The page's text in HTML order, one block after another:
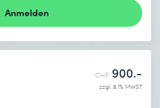
Anmelden
CHF 900.-
zzgl. 8.1% MWST